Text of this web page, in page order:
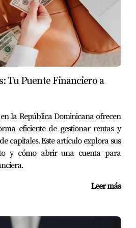
facilite el acceso a la historia
tiene una ventaja narrativa
reseñas, mayor número de
retorno de inversión (ROI) más
enriquece al espíritu,
es asegurar que tu
tenga una historia que
del Centro Cultural atraen
historia natural hasta talleres de
Tu Puente Financiero a
la República Dominicana ofrecen
eficiente de gestionar rentas y
capitales. Este artículo explora sus
y cómo abrir una cuenta para
Leer más